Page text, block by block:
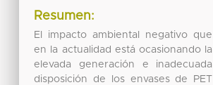
Resumen:
El impacto ambiental negativo que
en la actualidad está ocasionando la
elevada generación e inadecuada
disposición de los envases de PET